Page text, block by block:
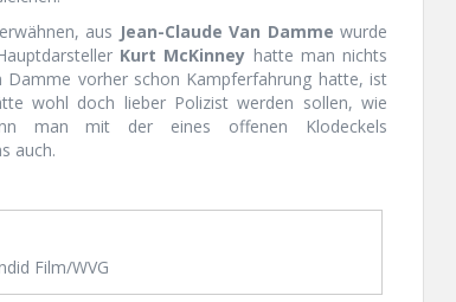
aus Jean-Claude Van Damme wurde
Kurt McKinney hatte man nichts
vorher schon Kampferfahrung hatte, ist
wohl doch lieber Polizist werden sollen, wie
man mit der eines offenen Klodeckels
auch.
Film/WVG